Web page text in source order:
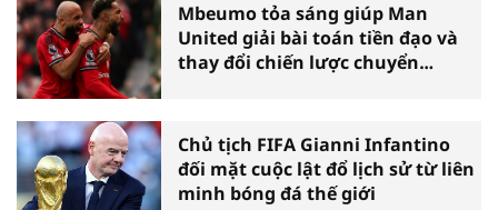
Mbeumo tỏa sáng giúp Man
United giải bài toán tiền đạo và
thay đổi chiến lược chuyển
Chủ tịch FIFA Gianni Infantino
đối mặt cuộc lật đổ lịch sử từ liên
minh bóng đá thế giới